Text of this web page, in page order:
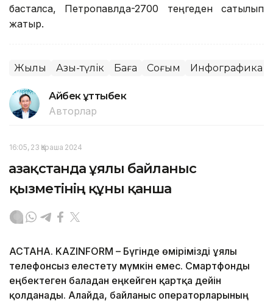
басталса, Петропавлда-2700 теңгеден сатылып
жатыр.
Жылқы Азық-түлік Баға Соғым Инфографика
Айбек Құттыбек
Авторлар
16:05, 23 Қараша 2024
Қазақстанда ұялы байланыс
қызметінің құны қанша
АСТАНА. KAZINFORM – Бүгінде өмірімізді ұялы
телефонсыз елестету мүмкін емес. Смартфонды
еңбектеген баладан еңкейген қартқа дейін
қолданады. Алайда, байланыс операторларының